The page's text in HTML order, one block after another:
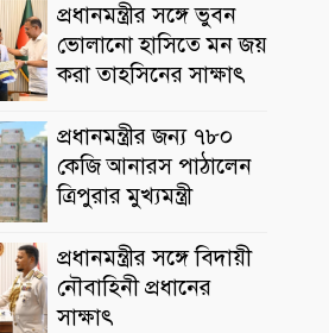
প্রধানমন্ত্রীর সঙ্গে ভুবন
ভোলানো হাসিতে মন জয়
করা তাহসিনের সাক্ষাৎ
প্রধানমন্ত্রীর জন্য ৭৮০
কেজি আনারস পাঠালেন
ত্রিপুরার মুখ্যমন্ত্রী
প্রধানমন্ত্রীর সঙ্গে বিদায়ী
নৌবাহিনী প্রধানের
সাক্ষাৎ